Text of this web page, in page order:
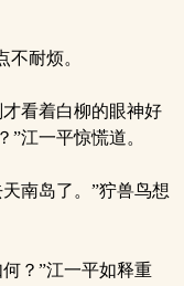
耐烦。
看着白柳的眼神好
江一平惊慌道。
南岛了。”狞兽鸟想
？”江一平如释重